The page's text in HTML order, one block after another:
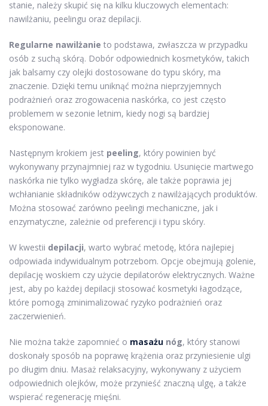
stanie, należy skupić się na kilku kluczowych elementach:
nawilżaniu, peelingu oraz depilacji.
Regularne nawilżanie to podstawa, zwłaszcza w przypadku
osób z suchą skórą. Dobór odpowiednich kosmetyków, takich
jak balsamy czy olejki dostosowane do typu skóry, ma
znaczenie. Dzięki temu uniknąć można nieprzyjemnych
podrażnień oraz zrogowacenia naskórka, co jest często
problemem w sezonie letnim, kiedy nogi są bardziej
eksponowane.
Następnym krokiem jest peeling, który powinien być
wykonywany przynajmniej raz w tygodniu. Usunięcie martwego
naskórka nie tylko wygładza skórę, ale także poprawia jej
wchłanianie składników odżywczych z nawilżających produktów.
Można stosować zarówno peelingi mechaniczne, jak i
enzymatyczne, zależnie od preferencji i typu skóry.
W kwestii depilacji, warto wybrać metodę, która najlepiej
odpowiada indywidualnym potrzebom. Opcje obejmują golenie,
depilację woskiem czy użycie depilatorów elektrycznych. Ważne
jest, aby po każdej depilacji stosować kosmetyki łagodzące,
które pomogą zminimalizować ryzyko podrażnień oraz
zaczerwienień.
Nie można także zapomnieć o masażu nóg, który stanowi
doskonały sposób na poprawę krążenia oraz przyniesienie ulgi
po długim dniu. Masaż relaksacyjny, wykonywany z użyciem
odpowiednich olejków, może przynieść znaczną ulgę, a także
wspierać regenerację mięśni.